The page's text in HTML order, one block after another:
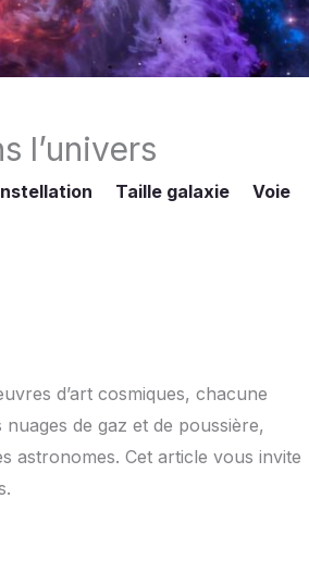
l’univers
Taille galaxie
Voie
d’art cosmiques, chacune
de gaz et de poussière,
astronomes. Cet article vous invite